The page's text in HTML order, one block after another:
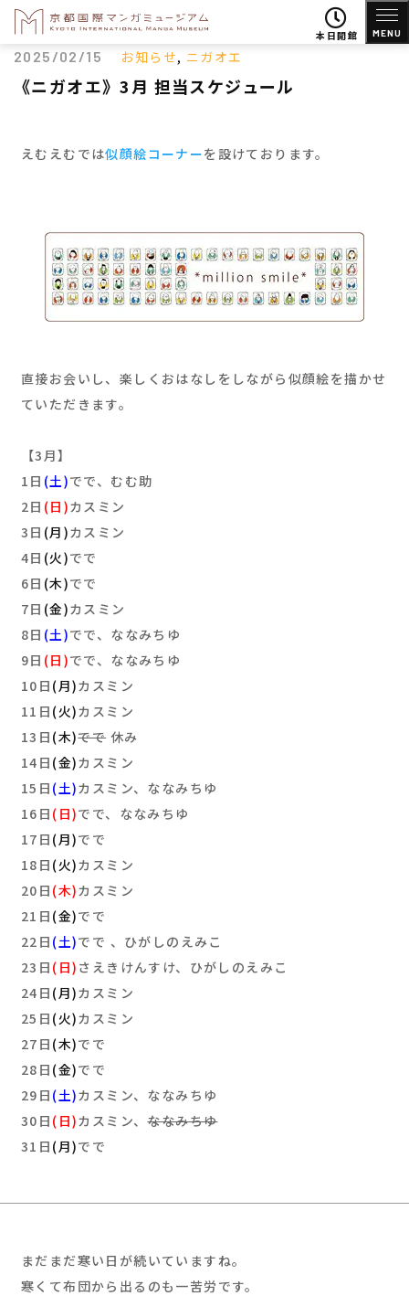
本日開館 MENU
2025/02/15 お知らせ, ニガオエ
《ニガオエ》3月 担当スケジュール
えむえむでは似顔絵コーナーを設けております。
直接お会いし、楽しくおはなしをしながら似顔絵を描かせ
ていただきます。
【3月】
1日 (土)でで、むむ助
2日 (日)カスミン
3日 (月)カスミン
4日 (火)でで
6日 (木)でで
7日 (金)カスミン
8日 (土)でで、ななみちゆ
9日 (日)でで、ななみちゆ
10日 (月)カスミン
11日 (火)カスミン
13日 (木)でで休み
14日 (金)カスミン
15日 (土)カスミン、ななみちゆ
16日 (日)でで、ななみちゆ
17日 (月)でで
18日 (火)カスミン
20日 (木)カスミン
21日 (金)でで
22日 (土)でで 、ひがしのえみこ
23日 (日) さえきけんすけ、ひがしのえみこ
24日 (月)カスミン
25日 (火)カスミン
27日 (木)でで
28日 (金)でで
29日 (土)カスミン、ななみちゆ
30日 (日)カスミン、ななみちゆ
31日 (月)でで
まだまだ寒い日が続いていますね。
寒くて布団から出るのも一苦労です。